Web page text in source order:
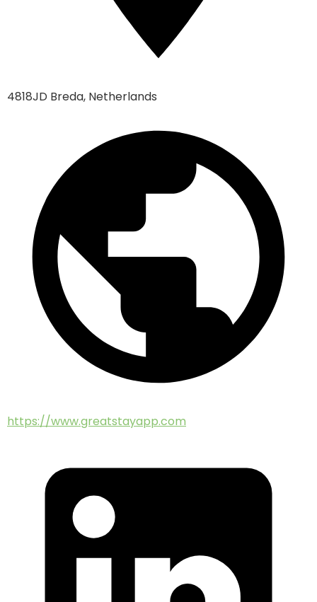
4818JD Breda, Netherlands
https://www.greatstayapp.com